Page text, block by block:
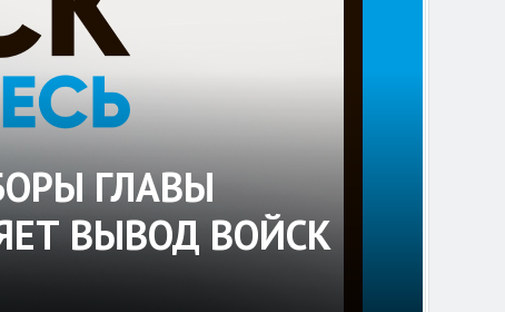
ГЛАВЫ
ВЫВОД ВОЙСК